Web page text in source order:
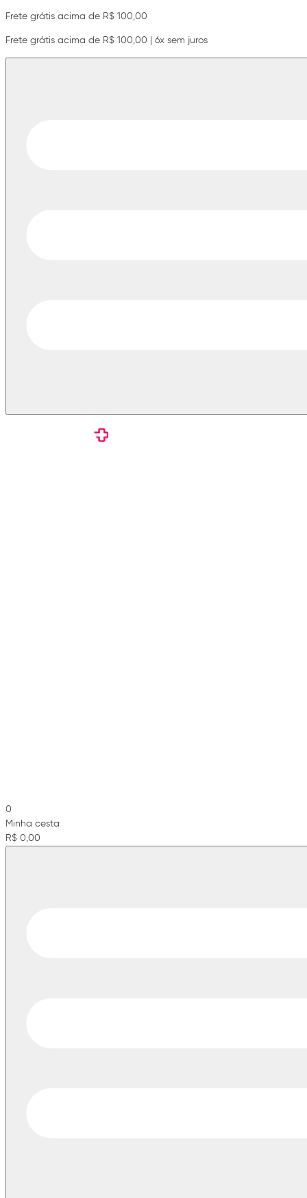
Frete grátis acima de R$ 100,00
Frete grátis acima de R$ 100,00 | 6x sem juros
0
Minha cesta
R$ 0,00